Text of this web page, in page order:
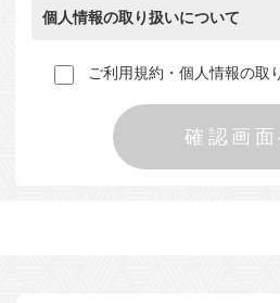
個人情報の取り扱いについて
ご利用規約・個人情報の取